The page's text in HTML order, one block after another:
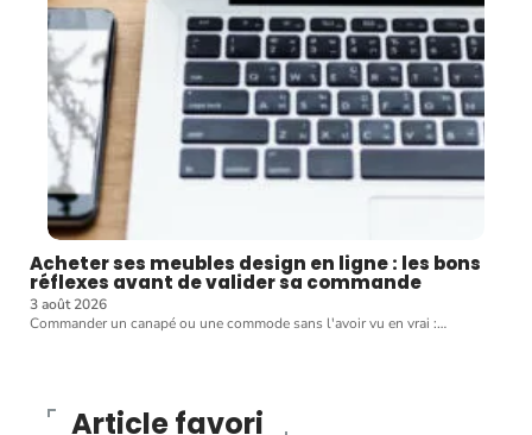
Acheter ses meubles design en ligne : les bons
réflexes avant de valider sa commande
3 août 2026
Commander un canapé ou une commode sans l'avoir vu en vrai :…
Article favori